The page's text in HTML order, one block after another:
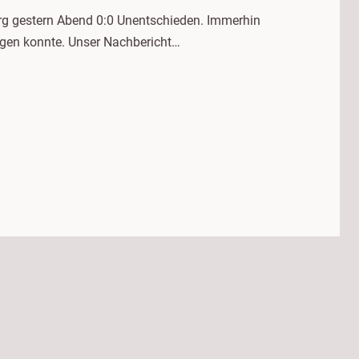
gestern Abend 0:0 Unentschieden. Immerhin
konnte. Unser Nachbericht…